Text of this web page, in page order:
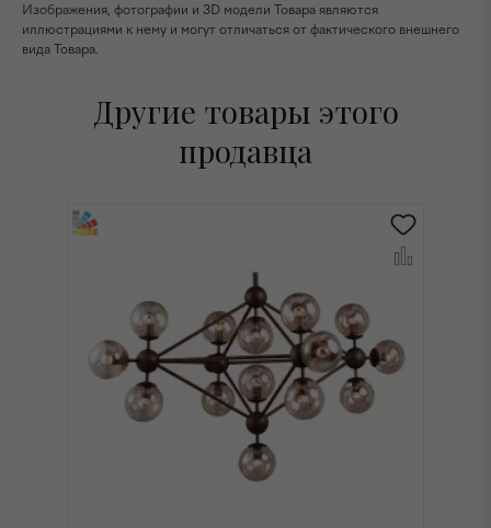
Изображения, фотографии и 3D модели Товара являются
иллюстрациями к нему и могут отличаться от фактического внешнего
вида Товара.
Другие товары этого
продавца